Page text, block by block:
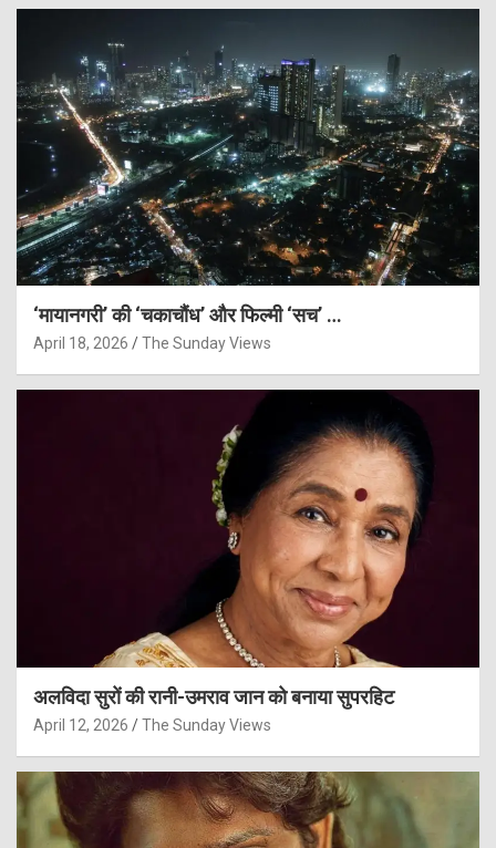
‘मायानगरी’ की ‘चकाचौंध’ और फिल्मी ‘सच’ …
April 18, 2026 The Sunday Views
अलविदा सुरों की रानी-उमराव जान को बनाया सुपरहिट
April 12, 2026 The Sunday Views